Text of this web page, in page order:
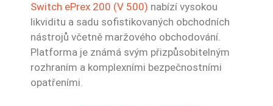
Switch ePrex 200 (V 500) nabízí vysokou
likviditu a sadu sofistikovaných obchodních
nástrojů včetně maržového obchodování.
Platforma je známá svým přizpůsobitelným
rozhraním a komplexními bezpečnostními
opatřeními.